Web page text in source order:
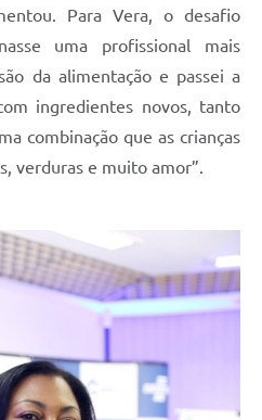
Para Vera, o desafio
uma profissional mais
da alimentação e passei a
ingredientes novos, tanto
combinação que as crianças
verduras e muito amor”.